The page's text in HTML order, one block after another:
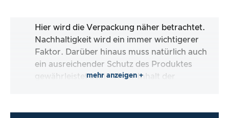
Hier wird die Verpackung näher betrachtet.
Nachhaltigkeit wird ein immer wichtigerer
Faktor. Darüber hinaus muss natürlich auch
ein ausreichender Schutz des Produktes
gewährleistet sein. Ist der Inhalt der
direkt zu verwenden?
mehr anzeigen +